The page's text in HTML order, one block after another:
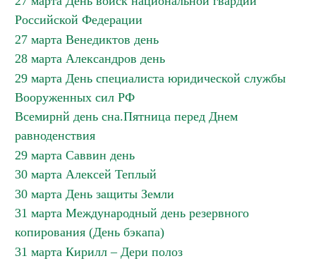
Российской Федерации
27 марта Венедиктов день
28 марта Александров день
29 марта День специалиста юридической службы
Вооруженных сил РФ
Всемирнй день сна.Пятница перед Днем
равноденствия
29 марта Саввин день
30 марта Алексей Теплый
30 марта День защиты Земли
31 марта Международный день резервного
копирования (День бэкапа)
31 марта Кирилл – Дери полоз